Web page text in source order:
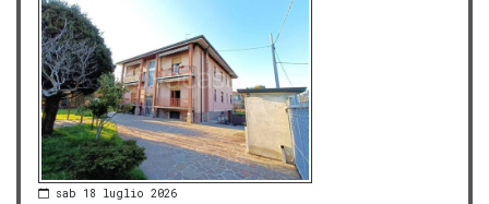
sab 18 luglio 2026